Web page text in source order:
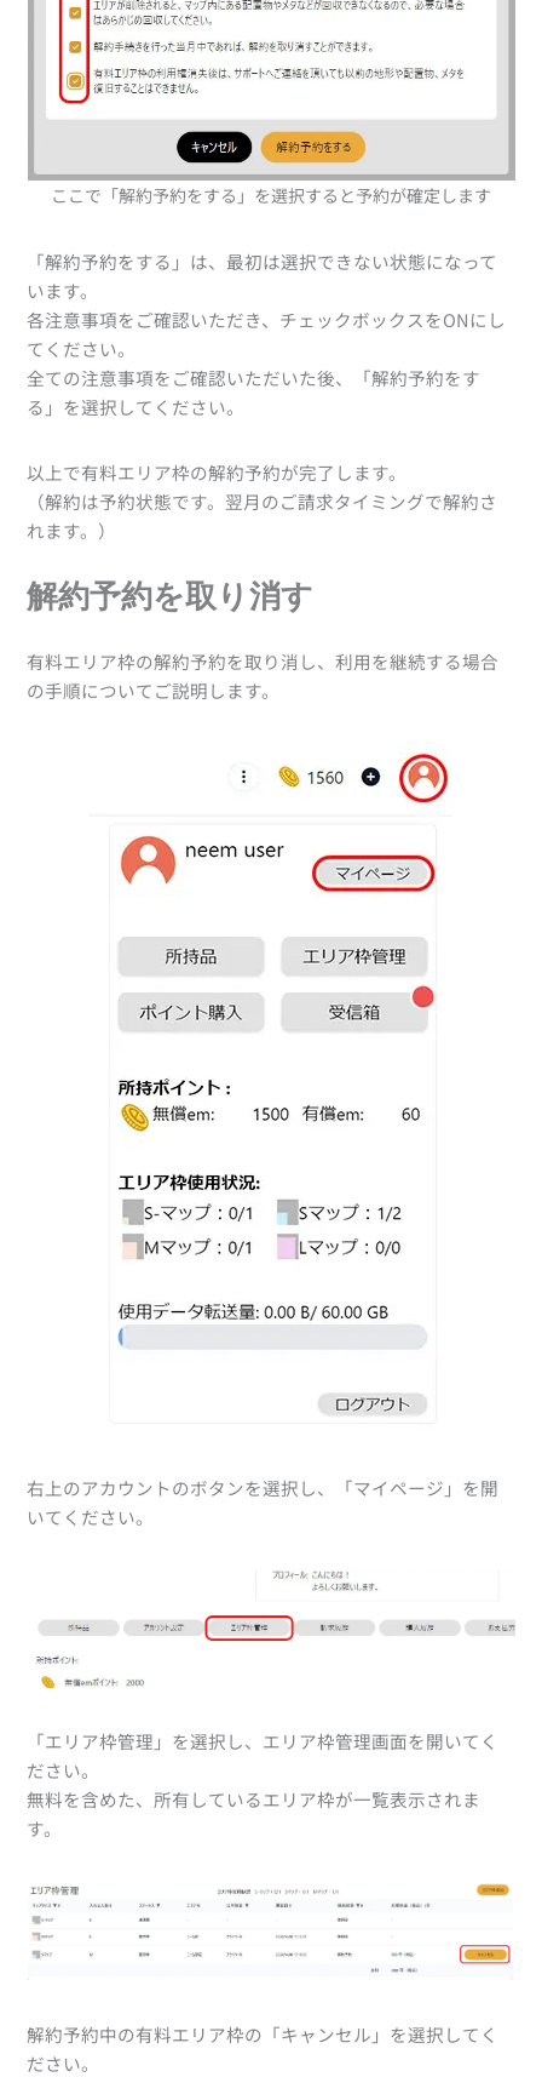
ここで「解約予約をする」を選択すると予約が確定します
「解約予約をする」は、最初は選択できない状態になって
います。
各注意事項をご確認いただき、チェックボックスをONにし
てください。
全ての注意事項をご確認いただいた後、「解約予約をす
る」を選択してください。
以上で有料エリア枠の解約予約が完了します。
（解約は予約状態です。翌月のご請求タイミングで解約さ
れます。）
解約予約を取り消す
有料エリア枠の解約予約を取り消し、利用を継続する場合
の手順についてご説明します。
右上のアカウントのボタンを選択し、「マイページ」を開
いてください。
「エリア枠管理」を選択し、エリア枠管理画面を開いてく
ださい。
無料を含めた、所有しているエリア枠が一覧表示されま
す。
解約予約中の有料エリア枠の「キャンセル」を選択してく
ださい。